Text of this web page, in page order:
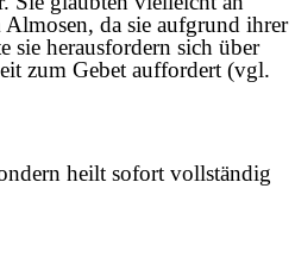
Almosen, da sie aufgrund ihrer
sie herausfordern sich über
zum Gebet auffordert (vgl.
heilt sofort vollständig